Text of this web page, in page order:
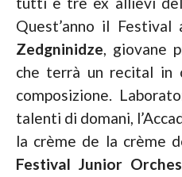
Quest’anno il Festival
Zedgninidze, giovane
che terrà un recital in
composizione.
talenti di domani,
la crème de la crème
Festival Junior